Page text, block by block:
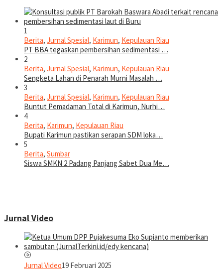
1
Berita, Jurnal Spesial, Karimun, Kepulauan Riau
PT BBA tegaskan pembersihan sedimentasi …
2
Berita, Jurnal Spesial, Karimun, Kepulauan Riau
Sengketa Lahan di Penarah Murni Masalah …
3
Berita, Jurnal Spesial, Karimun, Kepulauan Riau
Buntut Pemadaman Total di Karimun, Nurhi…
4
Berita, Karimun, Kepulauan Riau
Bupati Karimun pastikan serapan SDM loka…
5
Berita, Sumbar
Siswa SMKN 2 Padang Panjang Sabet Dua Me…
Jurnal Video
Jurnal Video19 Februari 2025